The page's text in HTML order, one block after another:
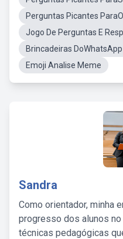
Perguntas Picantes
Jogo De Perguntas E
Brincadeiras
Emoji Analise Meme
Sandra
Como orientador, minha
progresso dos alunos
técnicas pedagógicas